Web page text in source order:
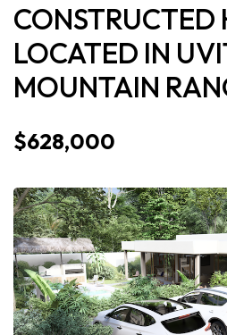
CONSTRUCTED
LOCATED IN
MOUNTAIN
$628,000